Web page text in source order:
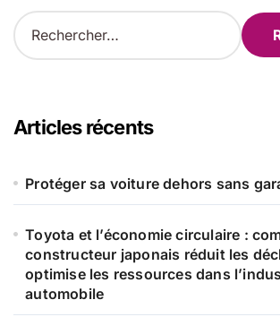
R
e
c
e
:
Articles récents
Protéger sa voiture dehors sans
Toyota et l’économie circulaire :
constructeur japonais réduit les
optimise les ressources dans
automobile